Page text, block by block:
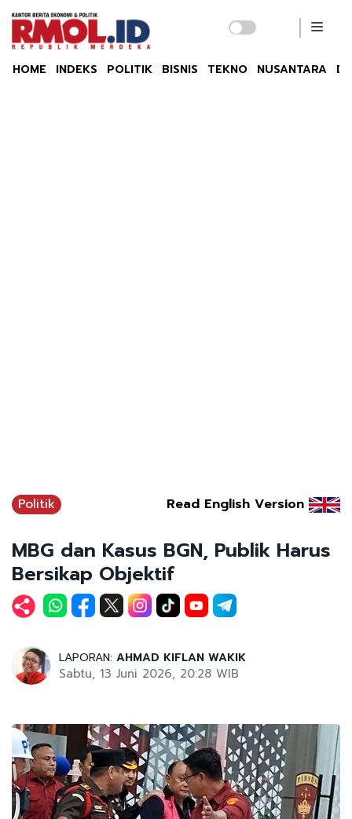
HOME INDEKS POLITIK BISNIS TEKNO NUSANTARA
Politik Read English Version
MBG dan Kasus BGN, Publik Harus
Bersikap Objektif
LAPORAN: AHMAD KIFLAN WAKIK
Sabtu, 13 Juni 2026, 20:28 WIB